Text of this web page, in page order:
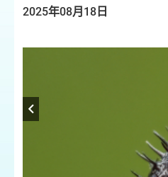
2025年08月18日